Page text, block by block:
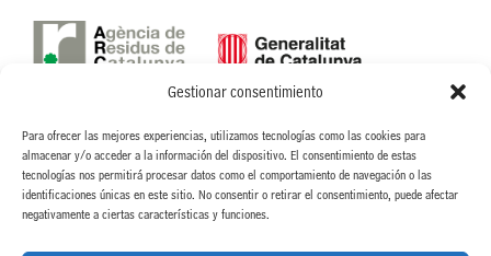
Gestionar consentimiento
Para ofrecer las mejores experiencias, utilizamos tecnologías como las cookies para
almacenar y/o acceder a la información del dispositivo. El consentimiento de estas
tecnologías nos permitirá procesar datos como el comportamiento de navegación o las
identificaciones únicas en este sitio. No consentir o retirar el consentimiento, puede afectar
negativamente a ciertas características y funciones.
CINTERIA HISPANO ITALO AMERICANA, S.A. ha recibido la ayuda concedida
por parte de la ARC, para llevar a cabo el proyecto Nuevo proceso para la
eliminación de disolventes orgánicos en el proceso de recubrimiento de
etiquetas textiles, dentro de la linea de Ayudas para proyectos de fomento de
la economía circular. ACC/3552/2022.